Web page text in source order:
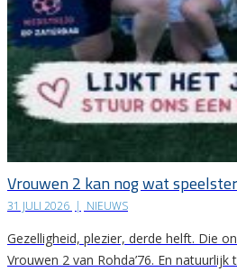
Vrouwen 2 kan nog wat
31 JULI 2026 | NIEUWS
Gezelligheid, plezier, derde helft. Die
Vrouwen 2 van Rohda’76. En